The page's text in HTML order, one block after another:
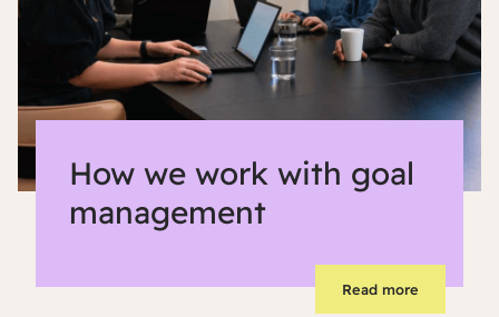
How we work with goal
management
Read more